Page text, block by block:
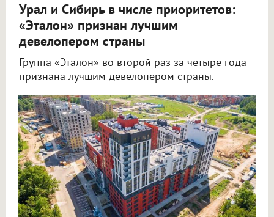
Урал и Сибирь в числе приоритетов:
«Эталон» признан лучшим
девелопером страны
Группа «Эталон» во второй раз за четыре года
признана лучшим девелопером страны.